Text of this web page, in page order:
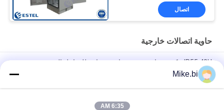
اتصال
حاوية اتصالات خارجية
IP55 40U مكيف هواء مقصورة واحدة مقاوم للعوامل الجوية
صندوق إلكترونيات
Mike.bi
6:35 AM